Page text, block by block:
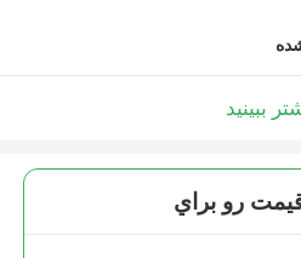
ببینید
رو براي